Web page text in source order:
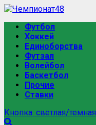
Перейти
содержимому
Основное
меню
Футбол
Хоккей
Единоборства
Футзал
Волейбол
Баскетбол
Прочие
Ставки
Кнопка: светлая/темная